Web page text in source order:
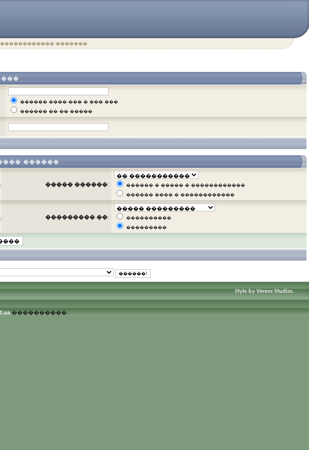
�������
������ ����-��� � ��� ���
������ �� �� �����
������
����� ������:
������ � ����� � ������������
������ ���� � ������������
��������� ��:
����������
���������
����������.